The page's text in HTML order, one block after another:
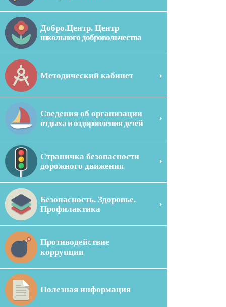
Добро.Центр. Центр
школьного добровольчества
Методический кабинет
Сведения об организации
отдыха и оздоровления детей
Страничка безопасности
дорожного движения
Безопасность. Здоровье.
Профилактика
Противодействие
коррупции
Полезная информация